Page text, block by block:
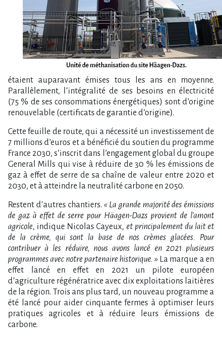
étaient auparavant émises tous les ans en moyenne.
Parallèlement, l’intégralité de ses besoins en électricité
(75 % de ses consommations énergétiques) sont d’origine
renouvelable (certificats de garantie d’origine).
Cette feuille de route, qui a nécessité un investissement de
7 millions d’euros et a bénéficié du soutien du programme
France 2030, s’inscrit dans l’engagement global du groupe
General Mills qui vise à réduire de 30 % les émissions de
gaz à effet de serre de sa chaîne de valeur entre 2020 et
2030, et à atteindre la neutralité carbone en 2050.
Restent d’autres chantiers. « La grande majorité des émissions
de gaz à effet de serre pour Häagen-Dazs provient de l’amont
agricole, indique Nicolas Cayeux, et principalement du lait et
de la crème, qui sont la base de nos crèmes glacées. Pour
contribuer à les réduire, nous avons lancé en 2021 plusieurs
programmes avec notre partenaire historique. » La marque a en
effet lancé en effet en 2021 un pilote européen
d’agriculture régénératrice avec dix exploitations laitières
de la région. Trois ans plus tard, un nouveau programme a
été lancé pour aider cinquante fermes à optimiser leurs
pratiques agricoles et à réduire leurs émissions de
carbone.